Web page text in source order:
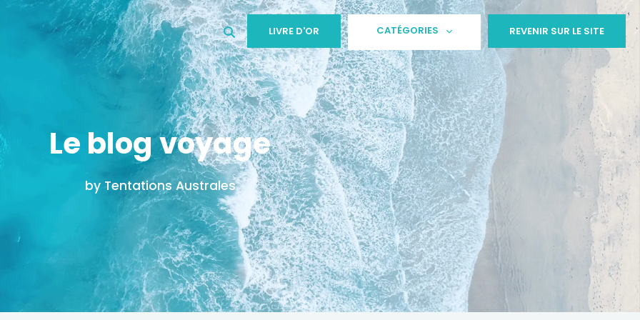
LIVRE D'OR CATÉGORIES REVENIR SUR LE SITE
Le blog voyage
by Tentations Australes